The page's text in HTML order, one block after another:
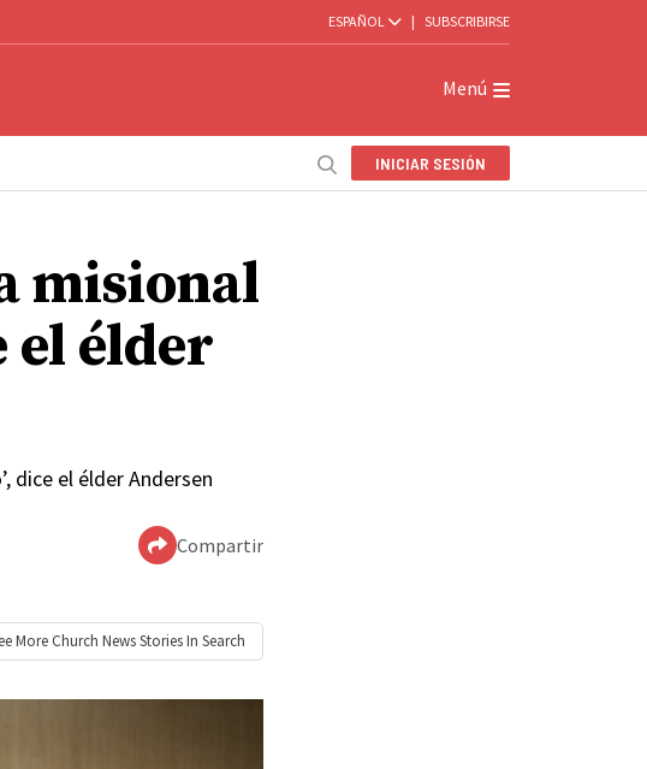
ESPAÑOL | SUBSCRIBIRSE
Menú
INICIAR SESIÓN
misional
el élder
dice el élder Andersen
Compartir
More Church NewsStories In Search